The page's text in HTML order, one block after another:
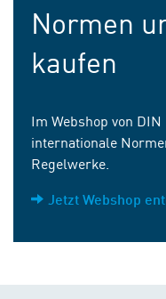
Normen
kaufen
Im Webshop von
internationale
Regelwerke.
Jetzt Webshop